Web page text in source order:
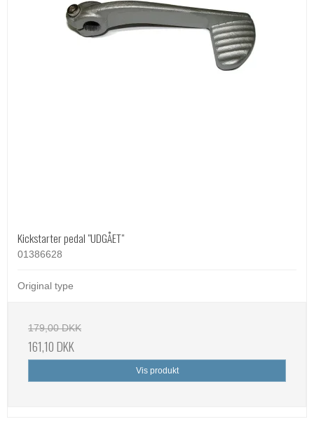
Kickstarter pedal "UDGÅET"
01386628
Original type
179,00 DKK
161,10 DKK
Vis produkt